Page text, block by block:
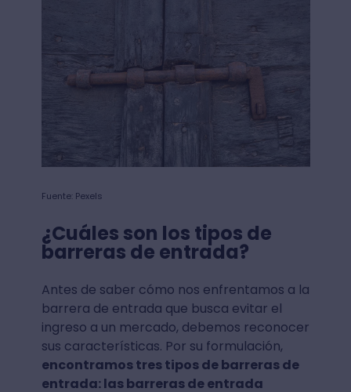
Fuente: Pexels
¿Cuáles son los tipos de
barreras de entrada?
Antes de saber cómo nos enfrentamos a la
barrera de entrada que busca evitar el
ingreso a un mercado, debemos reconocer
sus características. Por su formulación,
encontramos tres tipos de barreras de
entrada: las barreras de entrada